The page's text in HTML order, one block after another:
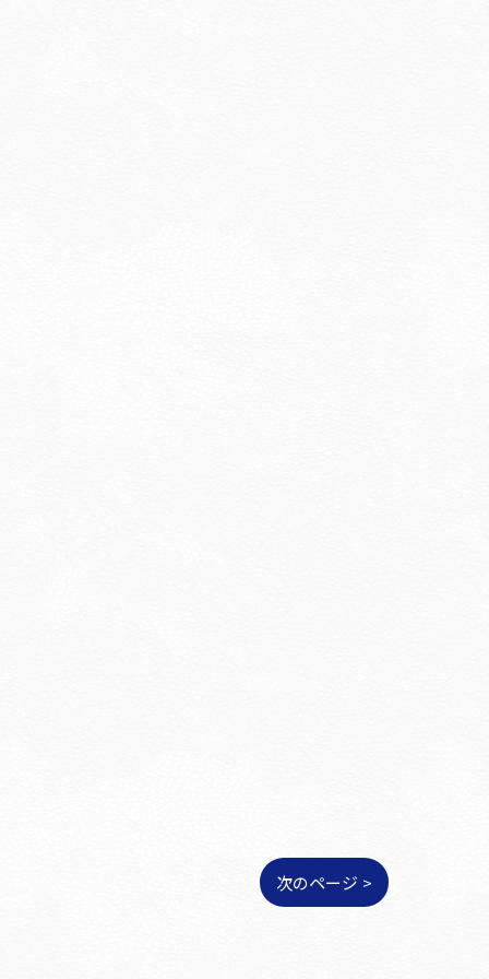
次のページ >